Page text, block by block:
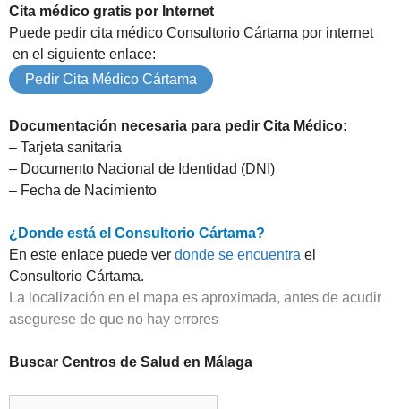
Cita médico gratis por Internet
Puede pedir cita médico Consultorio Cártama por internet
en el siguiente enlace:
Pedir Cita Médico Cártama
Documentación necesaria para pedir Cita Médico:
– Tarjeta sanitaria
– Documento Nacional de Identidad (DNI)
– Fecha de Nacimiento
¿Donde está el Consultorio Cártama?
En este enlace puede ver donde se encuentra el
Consultorio Cártama.
La localización en el mapa es aproximada, antes de acudir
asegurese de que no hay errores
Buscar Centros de Salud en Málaga